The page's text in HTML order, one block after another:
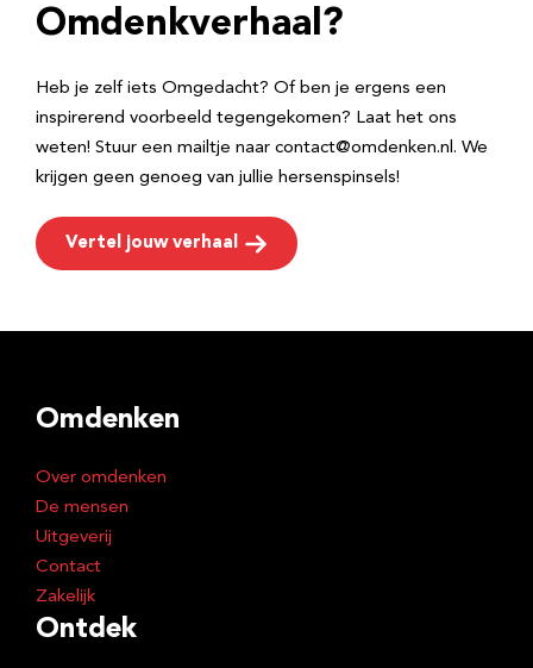
e
Omdenkverhaal?
Heb je zelf iets Omgedacht? Of ben je ergens een
inspirerend voorbeeld tegengekomen? Laat het ons
weten! Stuur een mailtje naar contact@omdenken.nl. We
krijgen geen genoeg van jullie hersenspinsels!
Vertel jouw verhaal
Omdenken
Over omdenken
De mensen
Uitgeverij
Contact
Zakelijk
Ontdek